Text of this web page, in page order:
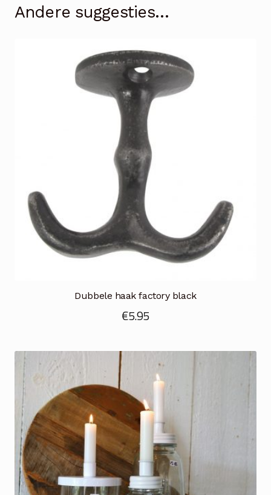
Andere suggesties…
Dubbele haak factory black
€5.95